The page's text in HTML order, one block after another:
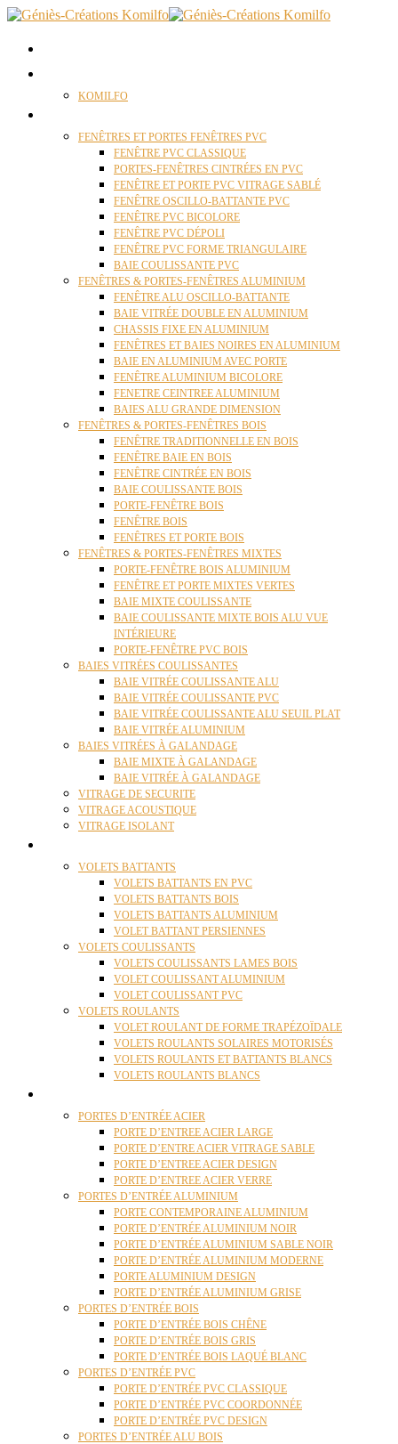
KOMILFO
FENÊTRES ET PORTES FENÊTRES PVC
FENÊTRE PVC CLASSIQUE
PORTES-FENÊTRES CINTRÉES EN PVC
FENÊTRE ET PORTE PVC VITRAGE SABLÉ
FENÊTRE OSCILLO-BATTANTE PVC
FENÊTRE PVC BICOLORE
FENÊTRE PVC DÉPOLI
FENÊTRE PVC FORME TRIANGULAIRE
BAIE COULISSANTE PVC
FENÊTRES & PORTES-FENÊTRES ALUMINIUM
FENÊTRE ALU OSCILLO-BATTANTE
BAIE VITRÉE DOUBLE EN ALUMINIUM
CHASSIS FIXE EN ALUMINIUM
FENÊTRES ET BAIES NOIRES EN ALUMINIUM
BAIE EN ALUMINIUM AVEC PORTE
FENÊTRE ALUMINIUM BICOLORE
FENETRE CEINTREE ALUMINIUM
BAIES ALU GRANDE DIMENSION
FENÊTRES & PORTES-FENÊTRES BOIS
FENÊTRE TRADITIONNELLE EN BOIS
FENÊTRE BAIE EN BOIS
FENÊTRE CINTRÉE EN BOIS
BAIE COULISSANTE BOIS
PORTE-FENÊTRE BOIS
FENÊTRE BOIS
FENÊTRES ET PORTE BOIS
FENÊTRES & PORTES-FENÊTRES MIXTES
PORTE-FENÊTRE BOIS ALUMINIUM
FENÊTRE ET PORTE MIXTES VERTES
BAIE MIXTE COULISSANTE
BAIE COULISSANTE MIXTE BOIS ALU VUE
INTÉRIEURE
PORTE-FENÊTRE PVC BOIS
BAIES VITRÉES COULISSANTES
BAIE VITRÉE COULISSANTE ALU
BAIE VITRÉE COULISSANTE PVC
BAIE VITRÉE COULISSANTE ALU SEUIL PLAT
BAIE VITRÉE ALUMINIUM
BAIES VITRÉES À GALANDAGE
BAIE MIXTE À GALANDAGE
BAIE VITRÉE À GALANDAGE
VITRAGE DE SECURITE
VITRAGE ACOUSTIQUE
VITRAGE ISOLANT
VOLETS BATTANTS
VOLETS BATTANTS EN PVC
VOLETS BATTANTS BOIS
VOLETS BATTANTS ALUMINIUM
VOLET BATTANT PERSIENNES
VOLETS COULISSANTS
VOLETS COULISSANTS LAMES BOIS
VOLET COULISSANT ALUMINIUM
VOLET COULISSANT PVC
VOLETS ROULANTS
VOLET ROULANT DE FORME TRAPÉZOÏDALE
VOLETS ROULANTS SOLAIRES MOTORISÉS
VOLETS ROULANTS ET BATTANTS BLANCS
VOLETS ROULANTS BLANCS
PORTES D’ENTRÉE ACIER
PORTE D’ENTREE ACIER LARGE
PORTE D’ENTRE ACIER VITRAGE SABLE
PORTE D’ENTREE ACIER DESIGN
PORTE D’ENTREE ACIER VERRE
PORTES D’ENTRÉE ALUMINIUM
PORTE CONTEMPORAINE ALUMINIUM
PORTE D’ENTRÉE ALUMINIUM NOIR
PORTE D’ENTRÉE ALUMINIUM SABLE NOIR
PORTE D’ENTRÉE ALUMINIUM MODERNE
PORTE ALUMINIUM DESIGN
PORTE D’ENTRÉE ALUMINIUM GRISE
PORTES D’ENTRÉE BOIS
PORTE D’ENTRÉE BOIS CHÊNE
PORTE D’ENTRÉE BOIS GRIS
PORTE D’ENTRÉE BOIS LAQUÉ BLANC
PORTES D’ENTRÉE PVC
PORTE D’ENTRÉE PVC CLASSIQUE
PORTE D’ENTRÉE PVC COORDONNÉE
PORTE D’ENTRÉE PVC DESIGN
PORTES D’ENTRÉE ALU BOIS